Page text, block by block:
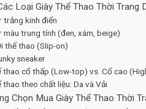
Loại Giày Thể Thao Thời
trắng kinh điển
màu trung tính (đen, xám, beige)
thể thao (Slip-on)
sneaker
thao cổ thấp (Low-top) vs. Cổ cao
thao theo chất liệu: Da và Vải
Chọn Mua Giày Thể Thao Thời